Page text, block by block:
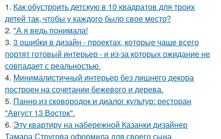
1. Как обустроить детскую в 10 квадратов для троих
детей так, чтобы у каждого было свое место?
2. "А я ведь понимала!
3. 3 ошибки в дизайн - проектах, которые чаще всего
портят готовый интерьер - и из-за которых ожидание не
совпадает с реальностью.
4. Минималистичный интерьер без лишнего декора
построен на сочетании бежевого и дерева.
5. Панно из сковородок и диалог культур: ресторан
"Август 13 Восток".
6. Эту квартиру на набережной Казанки дизайнер
Тамара Стругова оформила для своего сына.